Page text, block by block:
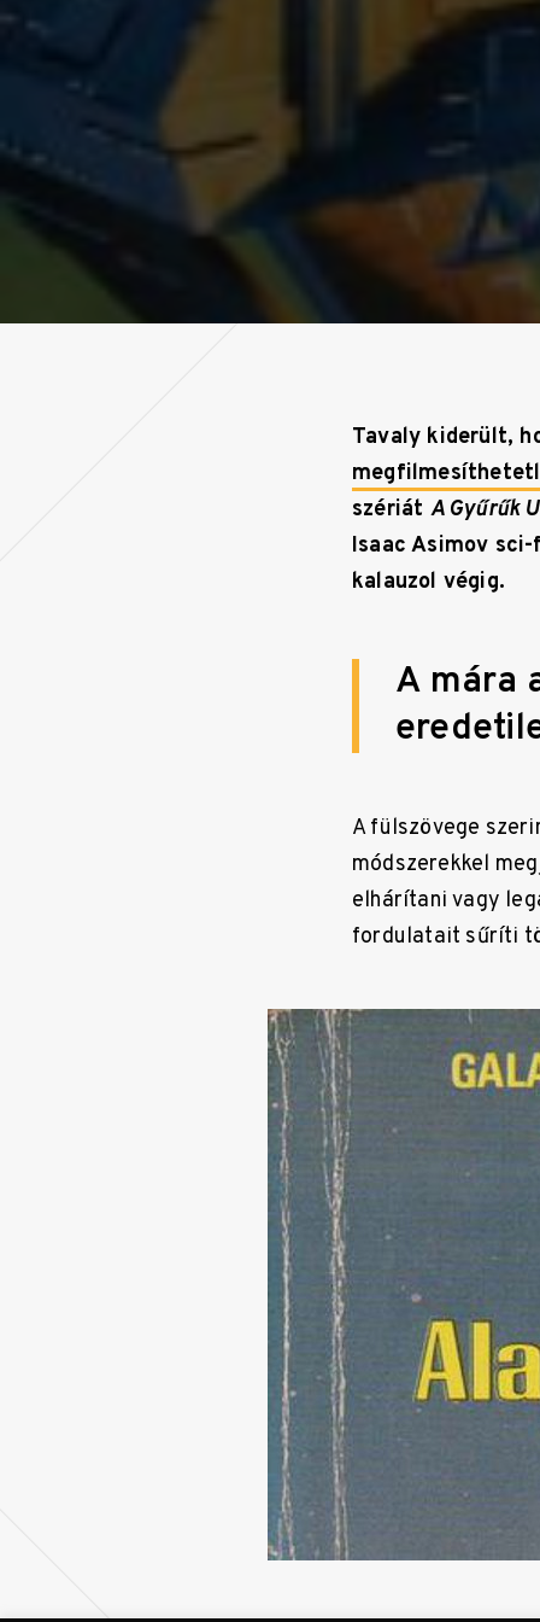
Tavaly kiderült,
szériát A Gyűrűk
Isaac Asimov
kalauzol végig.
A mára
A fülszövege
módszerekkel
elhárítani vagy
fordulatait sűríti